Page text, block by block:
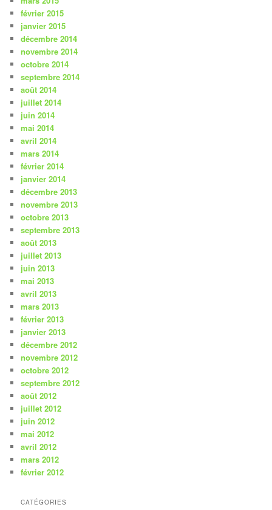
février 2015
janvier 2015
décembre 2014
novembre 2014
octobre 2014
septembre 2014
août 2014
juillet 2014
juin 2014
mai 2014
avril 2014
mars 2014
février 2014
janvier 2014
décembre 2013
novembre 2013
octobre 2013
septembre 2013
août 2013
juillet 2013
juin 2013
mai 2013
avril 2013
mars 2013
février 2013
janvier 2013
décembre 2012
novembre 2012
octobre 2012
septembre 2012
août 2012
juillet 2012
juin 2012
mai 2012
avril 2012
mars 2012
février 2012
CATÉGORIES